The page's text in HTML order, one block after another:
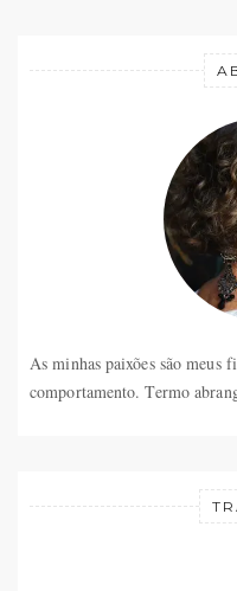
As minhas paixões são
comportamento. Termo